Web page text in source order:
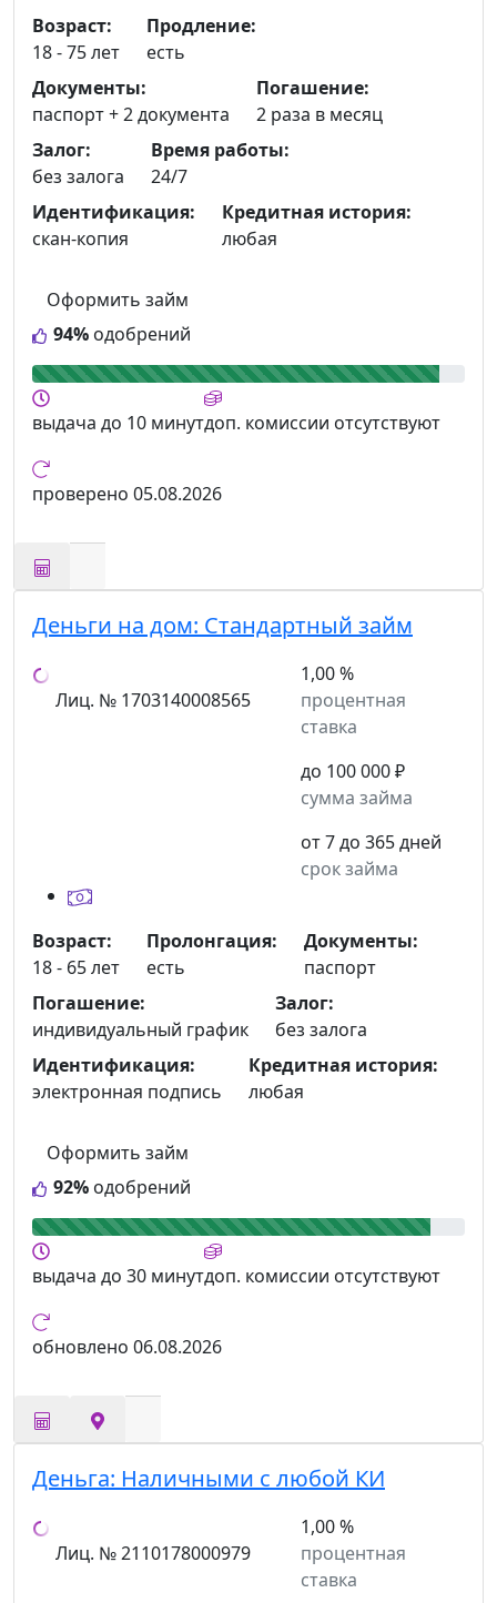
94% одобрений
Оформить займ
Возраст:
18 - 75 лет
Продление:
есть
Документы:
паспорт +2 документа
Погашение:
2 раза в месяц
Залог:
без залога
Время работы:
24/7
Идентификация:
скан-копия
Кредитная история:
любая
выдача до 10 минутдоп. комиссии отсутствуют
проверено 05.08.2026
Деньги на дом: Стандартный займ
Лиц. № 1703140008565
1,00 %
процентная
ставка
до 100 000 ₽
сумма займа
от 7 до 365 дней
срок займа
92% одобрений
Оформить займ
Возраст:
18 - 65 лет
Пролонгация:
есть
Документы:
паспорт
Погашение:
индивидуальный график
Залог:
без залога
Идентификация:
электронная подпись
Кредитная история:
любая
выдача до 30 минутдоп. комиссии отсутствуют
обновлено 06.08.2026
Деньга: Наличными с любой КИ
Лиц. № 2110178000979
1,00 %
процентная
ставка